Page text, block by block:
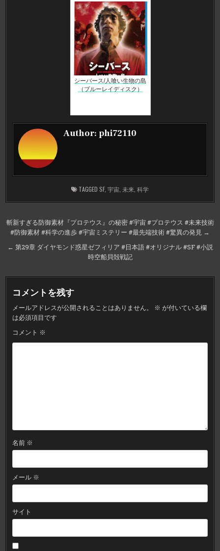
シーバース/人喰い生物の島
（ブルーレイディスク）
Author: phi72110
TAGGED SF, 宇宙 未来 科学
投
稿
ナ
ゲ
ー
シ
ョ
ン
斬新すぎる防御素材『プロテウス』の秘密 #宇宙 #プロテウス #未来技術
#防御素材 #科学の進歩 #宇宙ミステリー #最先端技術 #驚異の発見 →
← 第29章 ダイヤモンド惑星ゼフィリア #日本語 #オリジナル #SF #小説
時空船貝殻戦記
コメントを残す
メールアドレスが公開されることはありません。 ※ が付いている欄
は必須項目です
コメント ※
名前 ※
メール ※
サイト